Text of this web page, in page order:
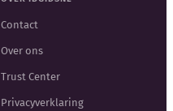
Contact
Over ons
Trust Center
Privacyverklaring